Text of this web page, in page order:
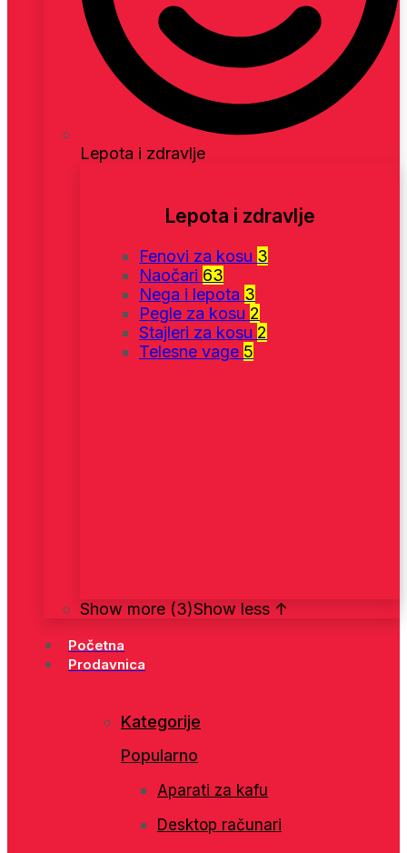
Lepota i zdravlje
Lepota i zdravlje
Fenovi za kosu 3
Naočari 63
Nega i lepota 3
Pegle za kosu 2
Stajleri za kosu 2
Telesne vage 5
Show more (3)Show less ↑
Početna
Prodavnica
Kategorije
Popularno
Aparati za kafu
Desktop računari